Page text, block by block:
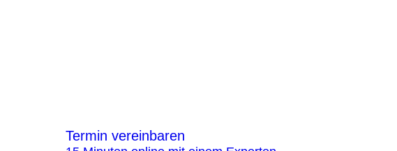
Termin vereinbaren